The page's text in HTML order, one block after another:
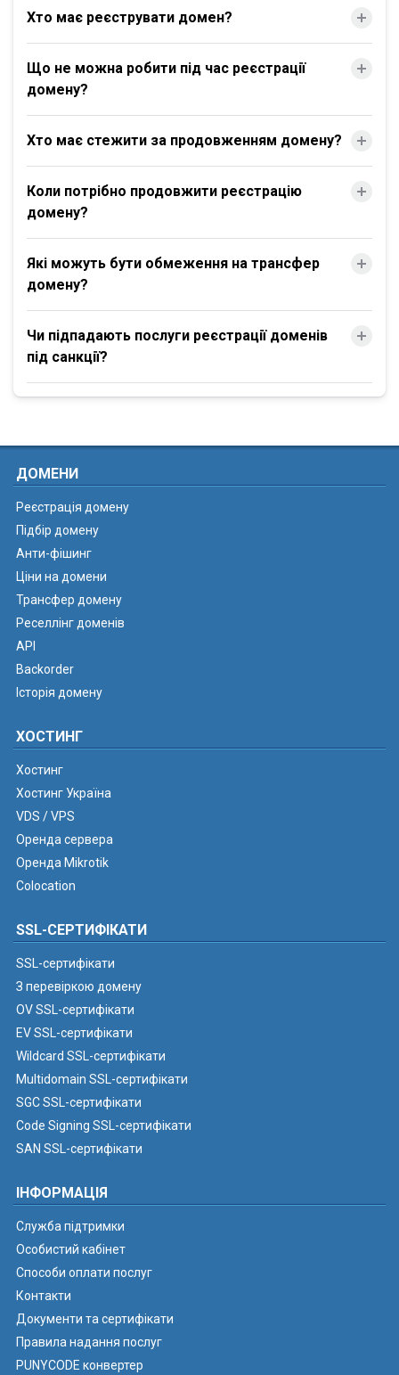
Хто має реєструвати домен?
Що не можна робити під час реєстрації
домену?
Хто має стежити за продовженням домену?
Коли потрібно продовжити реєстрацію
домену?
Які можуть бути обмеження на трансфер
домену?
Чи підпадають послуги реєстрації доменів
під санкції?
ДОМЕНИ
Реєстрація домену
Підбір домену
Анти-фішинг
Ціни на домени
Трансфер домену
Реселлінг доменів
API
Backorder
Історія домену
ХОСТИНГ
Хостинг
Хостинг Україна
VDS / VPS
Оренда сервера
Оренда Mikrotik
Colocation
SSL-СЕРТИФІКАТИ
SSL-сертифікати
З перевіркою домену
OV SSL-сертифікати
EV SSL-сертифікати
Wildcard SSL-сертифікати
Multidomain SSL-сертифікати
SGC SSL-сертифікати
Code Signing SSL-сертифікати
SAN SSL-сертифікати
ІНФОРМАЦІЯ
Служба підтримки
Особистий кабінет
Способи оплати послуг
Контакти
Документи та сертифікати
Правила надання послуг
PUNYCODE конвертер